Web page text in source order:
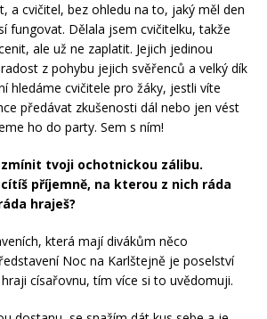
a cvičitel, bez ohledu na to, jaký měl den
fungovat. Dělala jsem cvičitelku, takže
ale už ne zaplatit. Jejich jedinou
z pohybu jejich svěřenců a velký dík
hledáme cvičitele pro žáky, jestli víte
předávat zkušenosti dál nebo jen vést
ho do party. Sem s ním!
tvoji ochotnickou zálibu.
příjemně, na kterou z nich ráda
hraješ?
která mají divákům něco
Noc na Karlštejně je poselství
hraji císařovnu, tím více si to uvědomuji.